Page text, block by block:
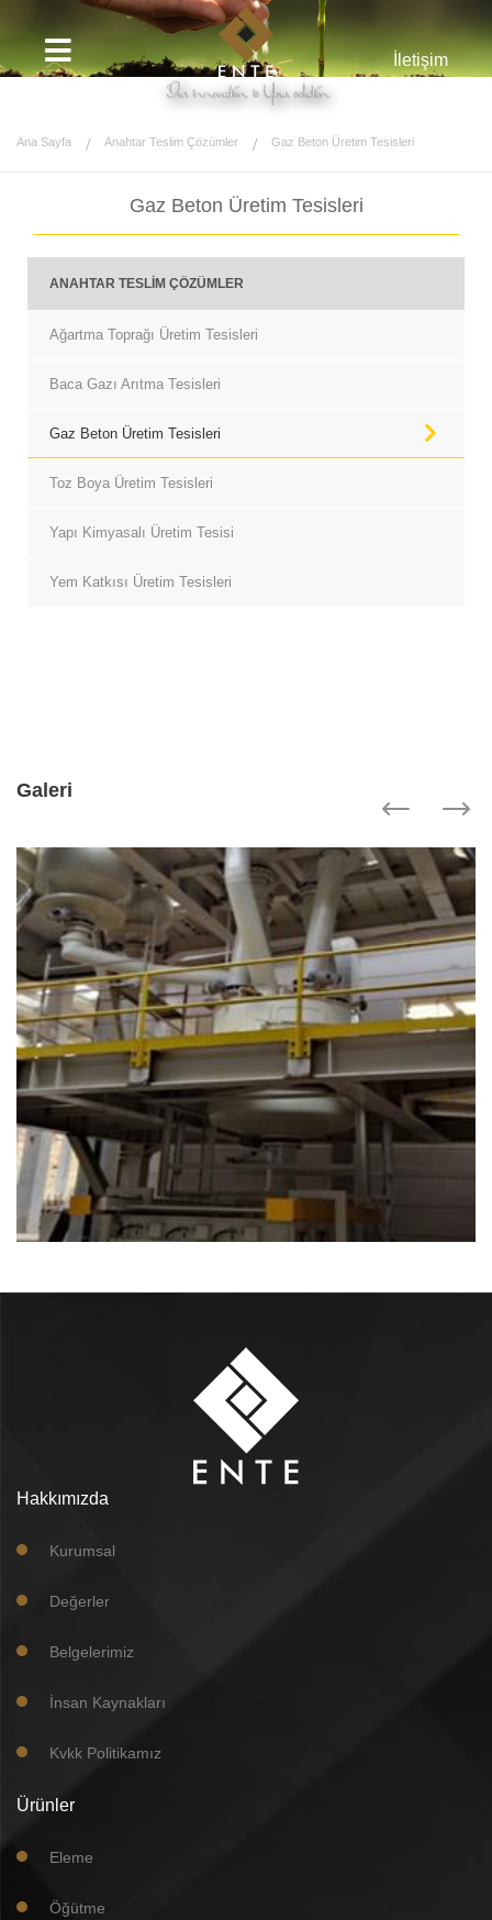
İletişim
Ana Sayfa Anahtar Teslim Çözümler Gaz Beton Üretim Tesisleri
Gaz Beton Üretim Tesisleri
ANAHTAR TESLİM ÇÖZÜMLER
Ağartma Toprağı Üretim Tesisleri
Baca Gazı Arıtma Tesisleri
Gaz Beton Üretim Tesisleri
Toz Boya Üretim Tesisleri
Yapı Kimyasalı Üretim Tesisi
Yem Katkısı Üretim Tesisleri
Galeri
Hakkımızda
Kurumsal
Değerler
Belgelerimiz
İnsan Kaynakları
Kvkk Politikamız
Ürünler
Eleme
Öğütme